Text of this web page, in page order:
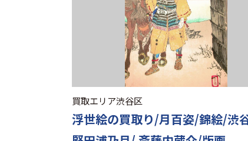
買取エリア渋谷区
浮世絵の買取り/月百姿/錦絵/渋